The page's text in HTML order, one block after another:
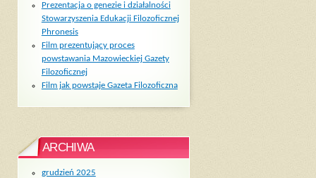
Prezentacja o genezie i działalności
Stowarzyszenia Edukacji Filozoficznej
Phronesis
Film prezentujący proces
powstawania Mazowieckiej Gazety
Filozoficznej
Film jak powstaje Gazeta Filozoficzna
ARCHIWA
grudzień 2025